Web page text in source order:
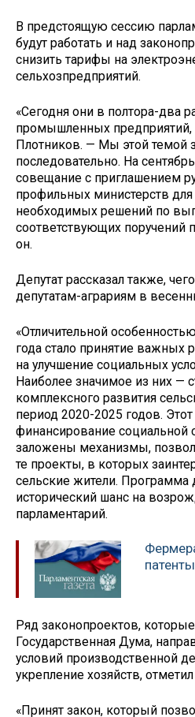
В предстоящую сессию
будут работать и над
снизить тарифы на
сельхозпредприятий.
«Сегодня они в полтора-два
промышленных
Плотников. — Мы этой темой
последовательно. На
совещание с приглашением
профильных министерств
необходимых решений по
соответствующих поручений
он.
Депутат рассказал также,
депутатам-аграриям в
«Отличительной
года стало принятие важных
на улучшение социальных
Наиболее значимое из них —
комплексного развития
период 2020-2025 годов.
финансирование социальной
заложены механизмы,
те проекты, в которых
сельские жители. Программа
исторический шанс на
парламентарий.
патенты
Ряд законопроектов,
Государственная Дума,
условий производственной
укрепление хозяйств,
«Принят закон, который